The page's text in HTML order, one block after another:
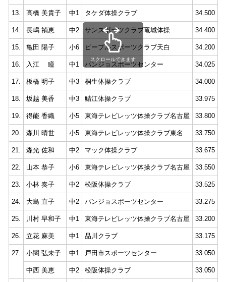
13. 高橋 美貴子 中1 タケダ体操クラブ 34.500
14. 長嶋 禎恵 中2 サンスポーツクラブ竜城体操 34.400
15. 亀田 陽子 小6 ピープルスポーツクラブ天白 34.200
16. 入江 瞳 中1 パンジョスポーツセンター 34.025
17. 板橋 明子 中3 桐生体操クラブ 34.000
18. 坂越 美香 中3 鯖江体操クラブ 33.975
19. 得能 香織 小5 東海テレビレッツ体操クラブ名古屋 33.800
20. 森川 晴世 小5 東海テレビレッツ体操クラブ東名 33.750
21. 森光 佐和 中2 マック体操クラブ 33.675
22. 山本 恭子 小6 東海テレビレッツ体操クラブ名古屋 33.550
23. 小林 奏子 中2 松阪体操クラブ 33.525
24. 大島 直子 中2 パンジョスポーツセンター 33.275
25. 川村 早和子 中1 東海テレビレッツ体操クラブ名古屋 33.200
26. 立花 麻美 中1 品川クラブ 33.175
27. 小関 弘未子 中1 戸田市スポーツセンター 33.050
中西 美恵 中2 松阪体操クラブ 33.050
スクロールできます